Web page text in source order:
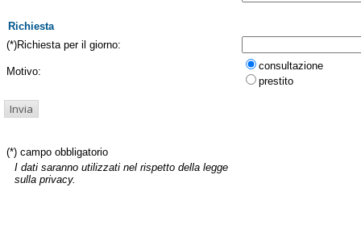
Richiesta
(*)Richiesta per il giorno:
Motivo:
consultazione
prestito
(*) campo obbligatorio
I dati saranno utilizzati nel rispetto della legge
sulla privacy.